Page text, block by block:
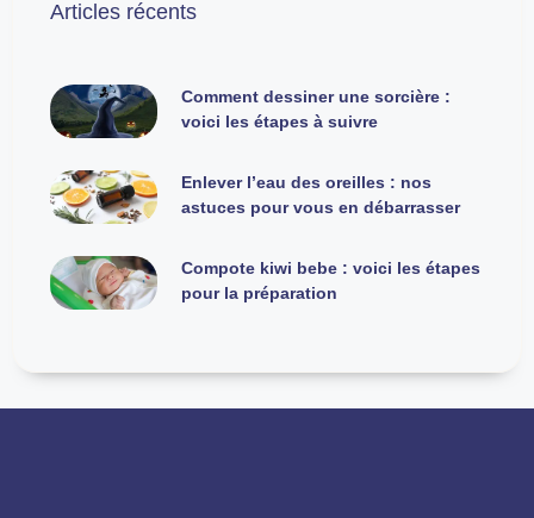
Articles récents
Comment dessiner une sorcière :
voici les étapes à suivre
Enlever l’eau des oreilles : nos
astuces pour vous en débarrasser
Compote kiwi bebe : voici les étapes
pour la préparation